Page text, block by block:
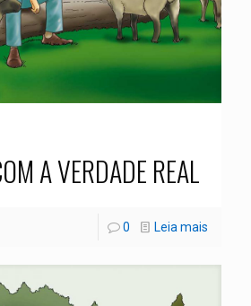
A VERDADE REAL
0 Leia mais